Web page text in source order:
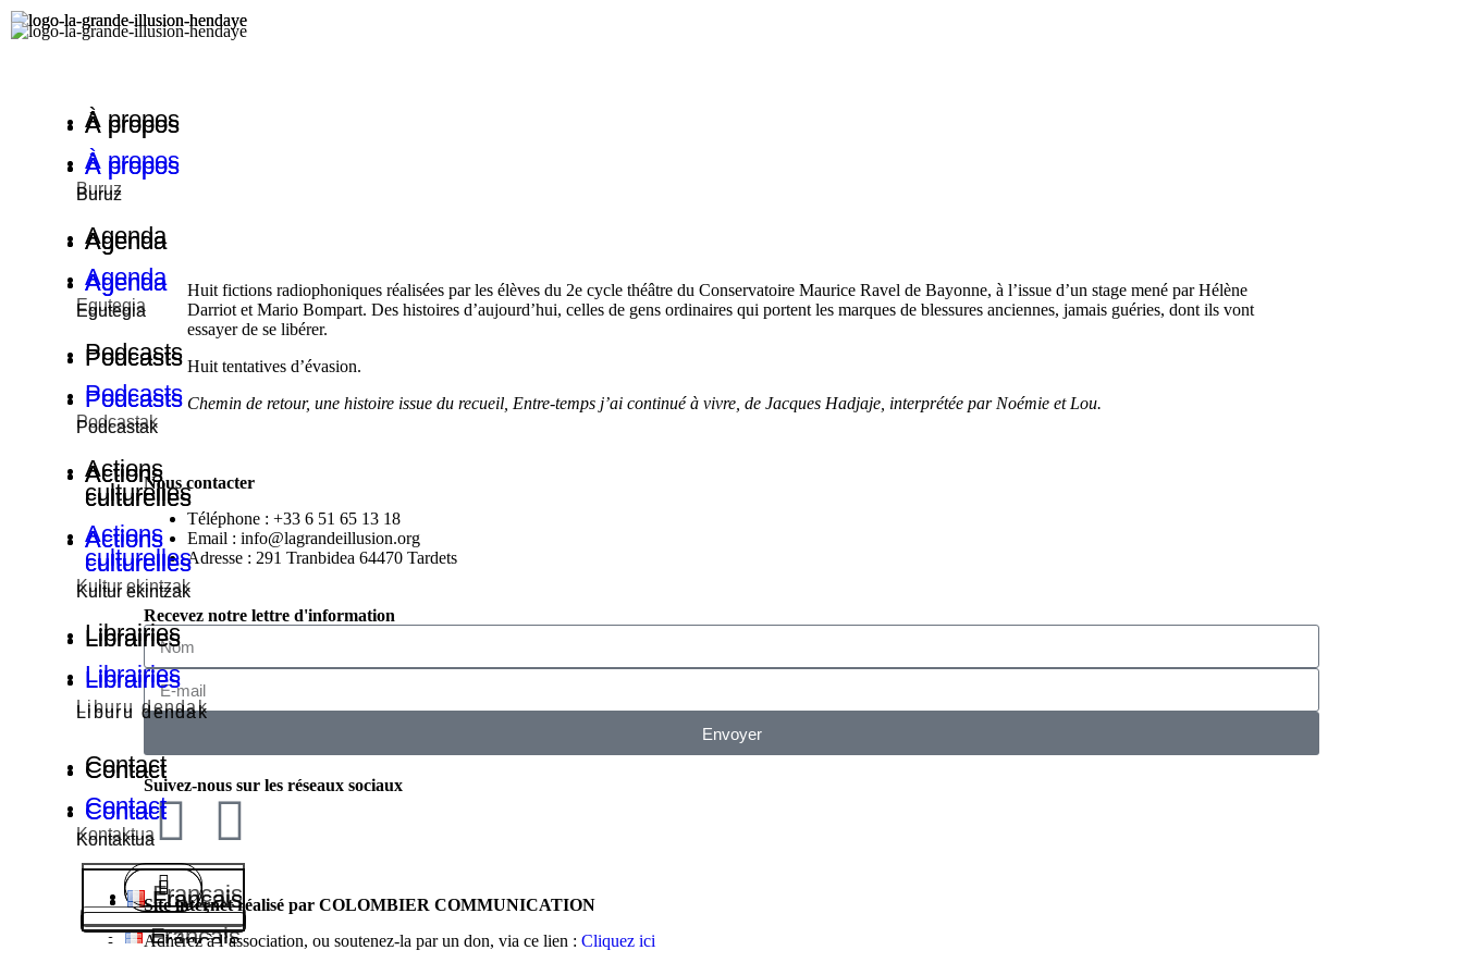
À propos
À propos
Buruz
Agenda
Agenda
Egutegia
Podcasts
Podcasts
Podcastak
Actions
culturelles
Actions
culturelles
Kultur ekintzak
Librairies
Librairies
Liburu dendak
Contact
Contact
Kontaktua
Français
Français
À propos
À propos
Buruz
Agenda
Agenda
Egutegia
Podcasts
Podcasts
Podcastak
Actions
culturelles
Actions
culturelles
Kultur ekintzak
Librairies
Librairies
Liburu dendak
Contact
Contact
Kontaktua
Français
Français
À propos
À propos
Buruz
Agenda
Agenda
Egutegia
Podcasts
Podcasts
Podcastak
Actions
culturelles
Actions
culturelles
Kultur ekintzak
Librairies
Librairies
Liburu dendak
Contact
Contact
Kontaktua
Français
Français
Huit fictions radiophoniques réalisées par les élèves du 2e cycle théâtre du Conservatoire Maurice Ravel de Bayonne, à l’issue d’un stage mené par Hélène
Darriot et Mario Bompart. Des histoires d’aujourd’hui, celles de gens ordinaires qui portent les marques de blessures anciennes, jamais guéries, dont ils vont
essayer de se libérer.
Huit tentatives d’évasion.
Chemin de retour, une histoire issue du recueil, Entre-temps j’ai continué à vivre, de Jacques Hadjaje, interprétée par Noémie et Lou.
Nous contacter
Téléphone : +33 6 51 65 13 18
Email : info@lagrandeillusion.org
Adresse : 291 Tranbidea 64470 Tardets
Recevez notre lettre d'information
Envoyer
Suivez-nous sur les réseaux sociaux
Site internet réalisé par COLOMBIER COMMUNICATION
Adhérez à l’association, ou soutenez-la par un don, via ce lien : Cliquez ici